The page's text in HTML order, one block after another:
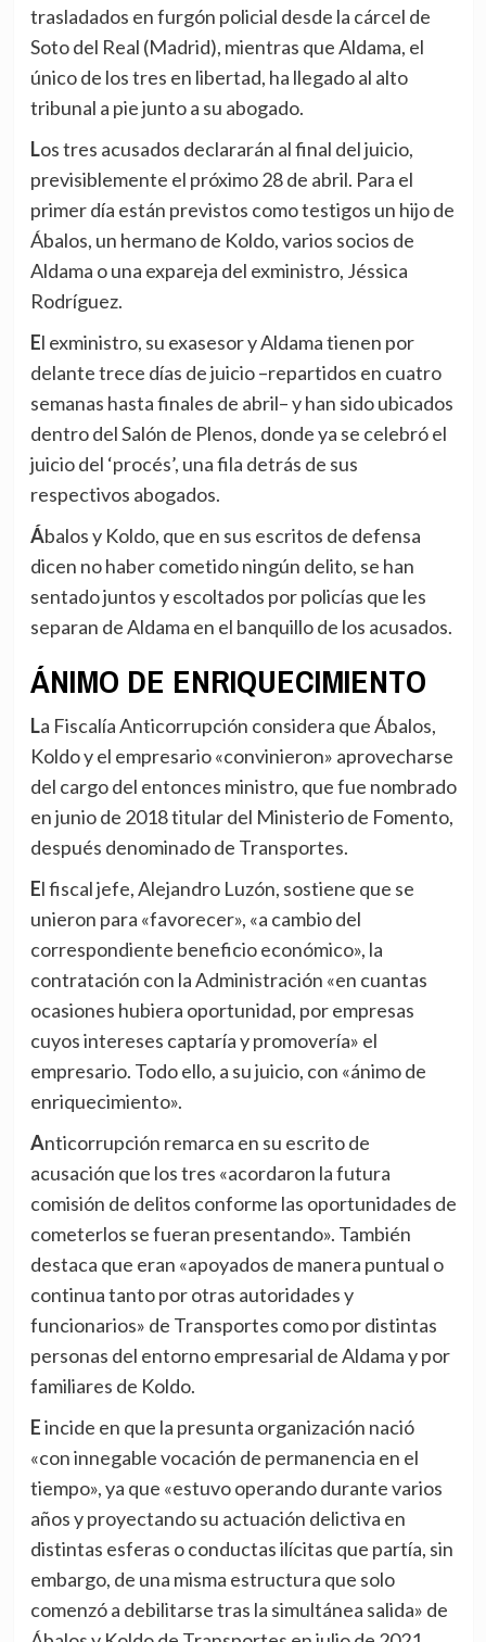
trasladados en furgón policial desde la cárcel de
Soto del Real (Madrid), mientras que Aldama, el
único de los tres en libertad, ha llegado al alto
tribunal a pie junto a su abogado.
Los tres acusados declararán al final del juicio,
previsiblemente el próximo 28 de abril. Para el
primer día están previstos como testigos un hijo de
Ábalos, un hermano de Koldo, varios socios de
Aldama o una expareja del exministro, Jéssica
Rodríguez.
El exministro, su exasesor y Aldama tienen por
delante trece días de juicio –repartidos en cuatro
semanas hasta finales de abril– y han sido ubicados
dentro del Salón de Plenos, donde ya se celebró el
juicio del ‘procés’, una fila detrás de sus
respectivos abogados.
Ábalos y Koldo, que en sus escritos de defensa
dicen no haber cometido ningún delito, se han
sentado juntos y escoltados por policías que les
separan de Aldama en el banquillo de los acusados.
ÁNIMO DE ENRIQUECIMIENTO
La Fiscalía Anticorrupción considera que Ábalos,
Koldo y el empresario «convinieron» aprovecharse
del cargo del entonces ministro, que fue nombrado
en junio de 2018 titular del Ministerio de Fomento,
después denominado de Transportes.
El fiscal jefe, Alejandro Luzón, sostiene que se
unieron para «favorecer», «a cambio del
correspondiente beneficio económico», la
contratación con la Administración «en cuantas
ocasiones hubiera oportunidad, por empresas
cuyos intereses captaría y promovería» el
empresario. Todo ello, a su juicio, con «ánimo de
enriquecimiento».
Anticorrupción remarca en su escrito de
acusación que los tres «acordaron la futura
comisión de delitos conforme las oportunidades de
cometerlos se fueran presentando». También
destaca que eran «apoyados de manera puntual o
continua tanto por otras autoridades y
funcionarios» de Transportes como por distintas
personas del entorno empresarial de Aldama y por
familiares de Koldo.
E incide en que la presunta organización nació
«con innegable vocación de permanencia en el
tiempo», ya que «estuvo operando durante varios
años y proyectando su actuación delictiva en
distintas esferas o conductas ilícitas que partía, sin
embargo, de una misma estructura que solo
comenzó a debilitarse tras la simultánea salida» de